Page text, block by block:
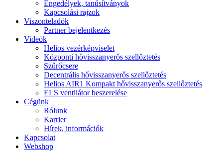
Engedélyek, tanúsítványok
Kapcsolási rajzok
Viszonteladók
Partner bejelentkezés
Videók
Helios vezérképviselet
Központi hővisszanyerős szellőztetés
Szűrőcsere
Decentrális hővisszanyerős szellőztetés
Helios AIR1 Kompakt hővisszanyerős szellőztetés
ELS ventilátor beszerelése
Cégünk
Rólunk
Karrier
Hírek, információk
Kapcsolat
Webshop